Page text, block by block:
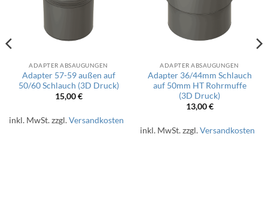
ADAPTER ABSAUGUNGEN
Adapter 57-59 außen auf
50/60 Schlauch (3D Druck)
15,00€
inkl. MwSt.zzgl.Versandkosten
ADAPTER ABSAUGUNGEN
Adapter 36/44mm Schlauch
auf 50mm HT Rohrmuffe
(3D Druck)
13,00€
inkl. MwSt.zzgl.Versandkosten